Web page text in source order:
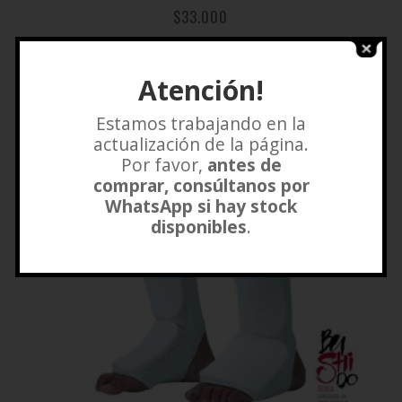
$33.000
Atención!
Estamos trabajando en la
actualización de la página.
Por favor, antes de
comprar, consúltanos por
WhatsApp si hay stock
disponibles.